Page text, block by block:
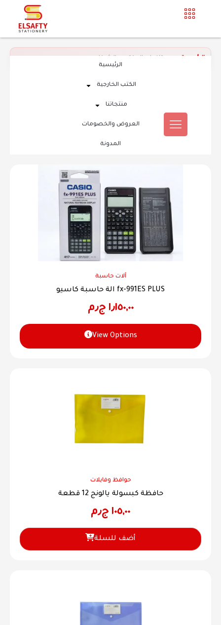
الرئيسية
الكتب الخارجية
منتجاتنا
العروض والخصومات
المدونة
آلات حاسبة
الة حاسبة كاسيو fx-991ES PLUS
١٫١٥٠,٠٠ ج٫م
View Options
حوافظ وفايلات
حافظة كبسولة يالونج 12 قطعة
١٠٥,٠٠ ج٫م
أضف للسلة